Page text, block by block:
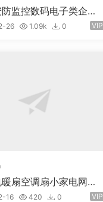
监控数码电子类企业
易优模板(pc+wa
26 1.09k 0 VIP
扇空调扇小家电网站e
优模板(pc+wap)
16 420 0 VIP